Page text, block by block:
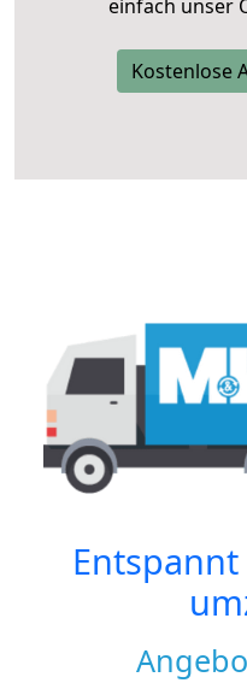
einfach unser
Kostenlose